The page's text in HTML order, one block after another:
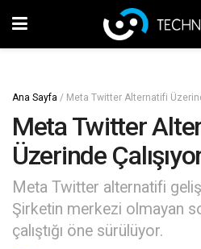
Ana Sayfa / Meta Twitter Alternatifi
Meta Twitter
Üzerinde
Meta Twitter alternatifi
Şirketin merkezi olmayan
çalıştığı öne sürülüyor.